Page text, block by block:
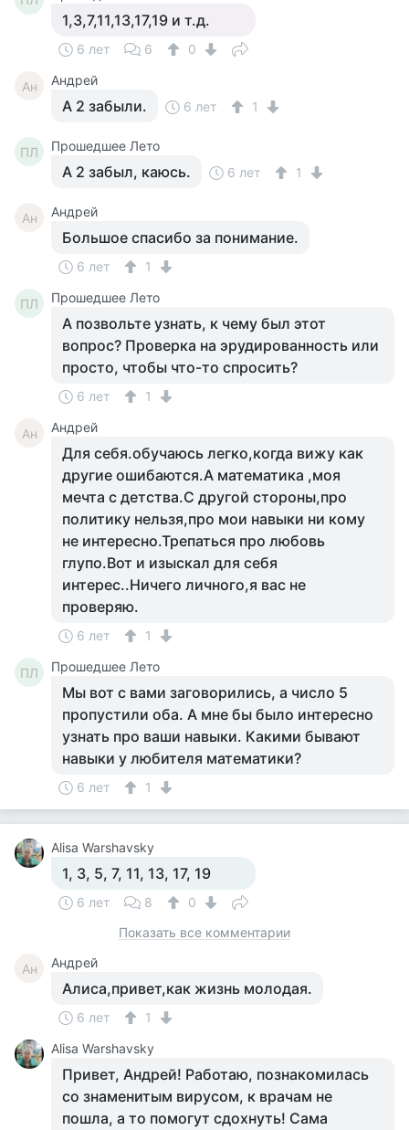
1,3,7,11,13,17,19 и т.д.
6 лет 6 0
Ан Андрей
А 2 забыли. 6 лет 1
ПЛ Прошедшее Лето
А 2 забыл, каюсь. 6 лет 1
Ан Андрей
Большое спасибо за понимание.
6 лет 1
ПЛ Прошедшее Лето
А позвольте узнать, к чему был этот
вопрос? Проверка на эрудированность или
просто, чтобы что-то спросить?
6 лет 1
Ан Андрей
Для себя.обучаюсь легко,когда вижу как
другие ошибаются.А математика ,моя
мечта с детства.С другой стороны,про
политику нельзя,про мои навыки ни кому
не интересно.Трепаться про любовь
глупо.Вот и изыскал для себя
интерес..Ничего личного,я вас не
проверяю.
6 лет 1
ПЛ Прошедшее Лето
Мы вот с вами заговорились, а число 5
пропустили оба. А мне бы было интересно
узнать про ваши навыки. Какими бывают
навыки у любителя математики?
6 лет 1
Alisa Warshavsky
1, 3, 5, 7, 11, 13, 17, 19
6 лет 8
0
Показать все комментарии
Ан Андрей
Алиса,привет,как жизнь молодая.
6 лет
1
Alisa Warshavsky
Привет, Андрей! Работаю, познакомилась
со знаменитым вирусом, к врачам не
пошла, а то помогут сдохнуть! Сама